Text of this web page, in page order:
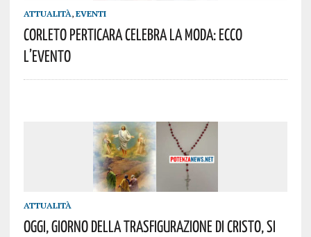
ATTUALITÀ, EVENTI
Corleto Perticara Celebra La Moda: Ecco
L’evento
ATTUALITÀ
Oggi, Giorno Della Trasfigurazione Di Cristo, Si